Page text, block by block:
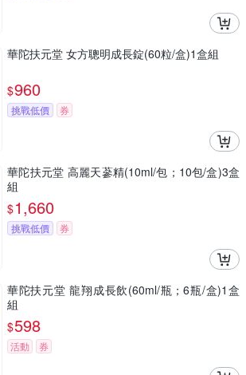
華陀扶元堂 女方聰明成長錠(60粒/盒)1盒組
$960
挑戰低價 券
華陀扶元堂 高麗天蔘精(10ml/包；10包/盒)3盒
組
$1,660
挑戰低價 券
華陀扶元堂 龍翔成長飲(60ml/瓶；6瓶/盒)1盒
組
$598
活動 券